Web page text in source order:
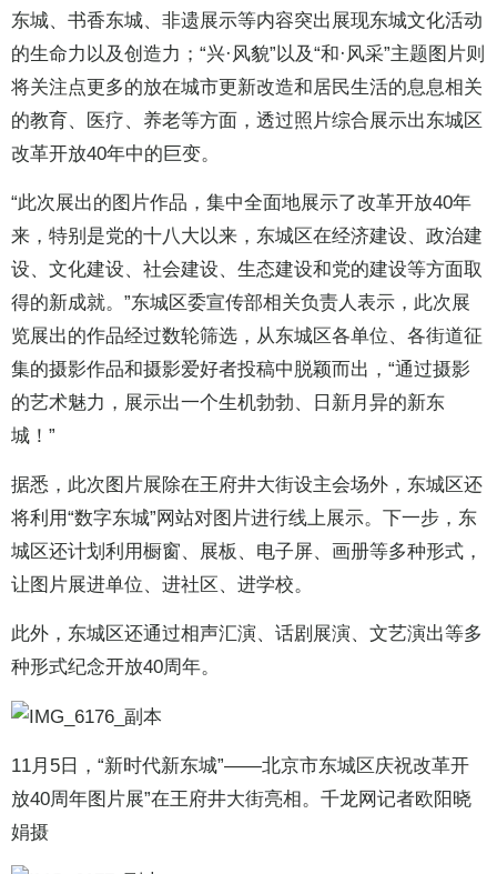
东城、书香东城、非遗展示等内容突出展现东城文化活动
的生命力以及创造力；“兴·风貌”以及“和·风采”主题图片则
将关注点更多的放在城市更新改造和居民生活的息息相关
的教育、医疗、养老等方面，透过照片综合展示出东城区
改革开放40年中的巨变。
“此次展出的图片作品，集中全面地展示了改革开放40年
来，特别是党的十八大以来，东城区在经济建设、政治建
设、文化建设、社会建设、生态建设和党的建设等方面取
得的新成就。”东城区委宣传部相关负责人表示，此次展
览展出的作品经过数轮筛选，从东城区各单位、各街道征
集的摄影作品和摄影爱好者投稿中脱颖而出，“通过摄影
的艺术魅力，展示出一个生机勃勃、日新月异的新东
城！”
据悉，此次图片展除在王府井大街设主会场外，东城区还
将利用“数字东城”网站对图片进行线上展示。下一步，东
城区还计划利用橱窗、展板、电子屏、画册等多种形式，
让图片展进单位、进社区、进学校。
此外，东城区还通过相声汇演、话剧展演、文艺演出等多
种形式纪念开放40周年。
11月5日，“新时代新东城”——北京市东城区庆祝改革开
放40周年图片展”在王府井大街亮相。千龙网记者欧阳晓
娟摄